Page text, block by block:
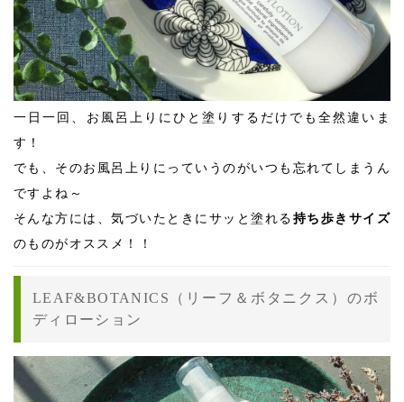
一日一回、お風呂上りにひと塗りするだけでも全然違いま
す！
でも、そのお風呂上りにっていうのがいつも忘れてしまうん
ですよね～
そんな方には、気づいたときにサッと塗れる 持ち歩きサイズ
のものがオススメ！！
LEAF&BOTANICS（リーフ＆ボタニクス）のボ
ディローション